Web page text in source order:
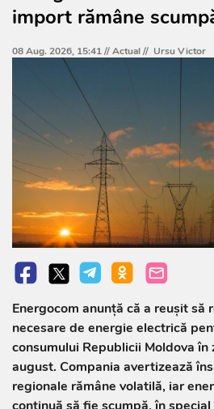
import rămâne
08 Aug. 2026, 15:41 //Actual// Ursu Victor
Energocom anunță că a reușit să
necesare de energie electrică
consumului Republicii Moldova în
august. Compania avertizează
regionale rămâne volatilă, iar
continuă să fie scumpă, în